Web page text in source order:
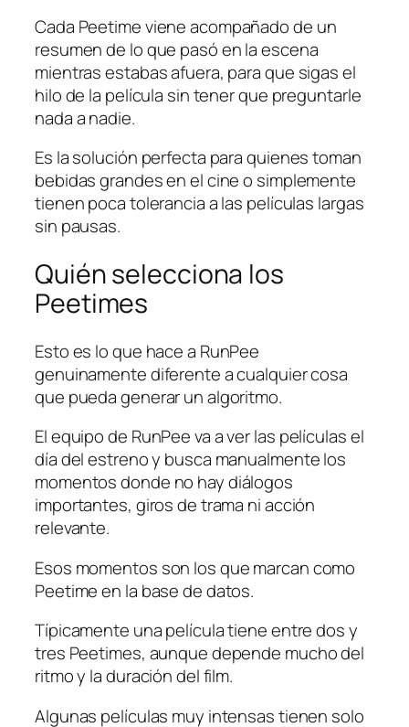
Cada Peetime viene acompañado de un
resumen de lo que pasó en la escena
mientras estabas afuera, para que sigas el
hilo de la película sin tener que preguntarle
nada a nadie.
Es la solución perfecta para quienes toman
bebidas grandes en el cine o simplemente
tienen poca tolerancia a las películas largas
sin pausas.
Quién selecciona los
Peetimes
Esto es lo que hace a RunPee
genuinamente diferente a cualquier cosa
que pueda generar un algoritmo.
El equipo de RunPee va a ver las películas el
día del estreno y busca manualmente los
momentos donde no hay diálogos
importantes, giros de trama ni acción
relevante.
Esos momentos son los que marcan como
Peetime en la base de datos.
Típicamente una película tiene entre dos y
tres Peetimes, aunque depende mucho del
ritmo y la duración del film.
Algunas películas muy intensas tienen solo